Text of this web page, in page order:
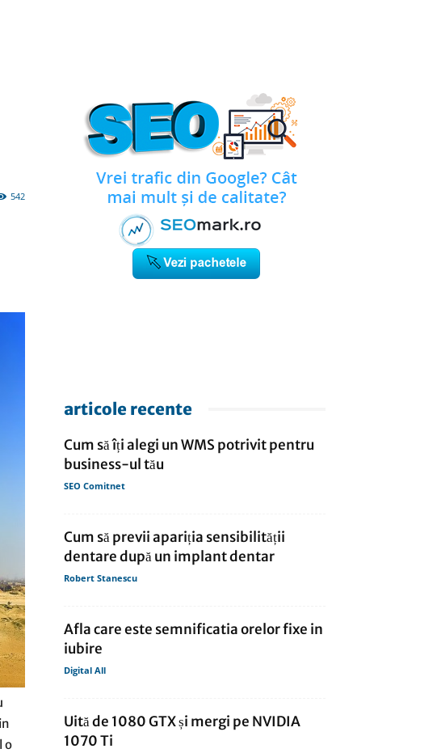
542
o
articole recente
Cum să îți alegi un WMS potrivit pentru
business-ul tău
SEO Comitnet
Cum să previi apariția sensibilității
dentare după un implant dentar
Robert Stanescu
Afla care este semnificatia orelor fixe in
iubire
Digital All
Uită de 1080 GTX și mergi pe NVIDIA
1070 Ti